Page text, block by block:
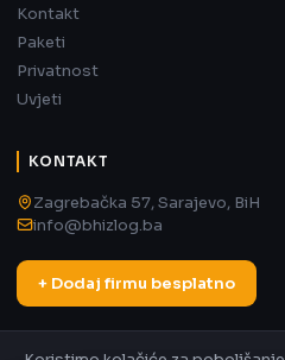
Kontakt
Paketi
Privatnost
Uvjeti
KONTAKT
Zagrebačka 57, Sarajevo, BiH
info@bhizlog.ba
+ Dodaj firmu besplatno